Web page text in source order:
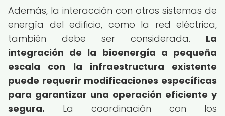
Además, la interacción con otros sistemas de
energía del edificio, como la red eléctrica,
también debe ser considerada. La
integración de la bioenergía a pequeña
escala con la infraestructura existente
puede requerir modificaciones específicas
para garantizar una operación eficiente y
segura. La coordinación con los